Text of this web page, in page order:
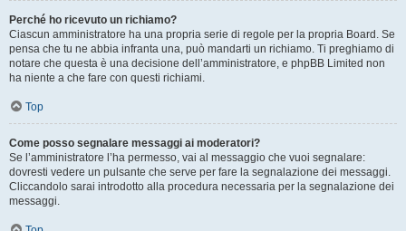
Perché ho ricevuto un richiamo?
Ciascun amministratore ha una propria serie di regole per la propria Board. Se
pensa che tu ne abbia infranta una, può mandarti un richiamo. Ti preghiamo di
notare che questa è una decisione dell’amministratore, e phpBB Limited non
ha niente a che fare con questi richiami.
Top
Come posso segnalare messaggi ai moderatori?
Se l’amministratore l’ha permesso, vai al messaggio che vuoi segnalare:
dovresti vedere un pulsante che serve per fare la segnalazione dei messaggi.
Cliccandolo sarai introdotto alla procedura necessaria per la segnalazione dei
messaggi.